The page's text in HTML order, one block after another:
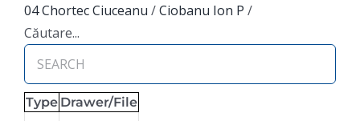
04 Chortec Ciuceanu /Ciobanu Ion P /
Căutare...
Type Drawer/File